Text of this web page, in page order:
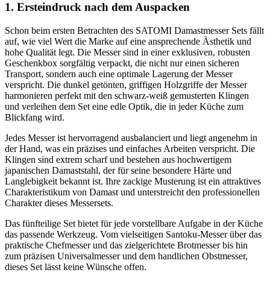
1. Ersteindruck nach dem Auspacken
Schon beim ersten Betrachten des SATOMI Damastmesser Sets fällt
auf, wie viel Wert die Marke auf eine ansprechende Ästhetik und
hohe Qualität legt. Die Messer sind in einer exklusiven, robusten
Geschenkbox sorgfältig verpackt, die nicht nur einen sicheren
Transport, sondern auch eine optimale Lagerung der Messer
verspricht. Die dunkel getönten, griffigen Holzgriffe der Messer
harmonieren perfekt mit den schwarz-weiß gemusterten Klingen
und verleihen dem Set eine edle Optik, die in jeder Küche zum
Blickfang wird.
Jedes Messer ist hervorragend ausbalanciert und liegt angenehm in
der Hand, was ein präzises und einfaches Arbeiten verspricht. Die
Klingen sind extrem scharf und bestehen aus hochwertigem
japanischen Damaststahl, der für seine besondere Härte und
Langlebigkeit bekannt ist. Ihre zackige Musterung ist ein attraktives
Charakteristikum von Damast und unterstreicht den professionellen
Charakter dieses Messersets.
Das fünfteilige Set bietet für jede vorstellbare Aufgabe in der Küche
das passende Werkzeug. Vom vielseitigen Santoku-Messer über das
praktische Chefmesser und das zielgerichtete Brotmesser bis hin
zum präzisen Universalmesser und dem handlichen Obstmesser,
dieses Set lässt keine Wünsche offen.